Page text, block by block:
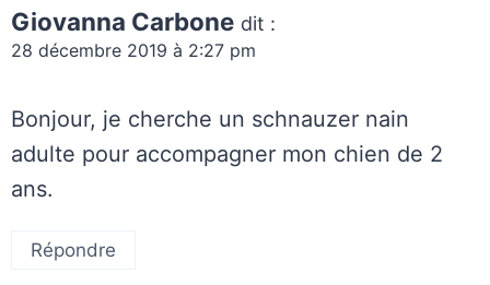
Giovanna Carbone dit :
28 décembre 2019 à 2:27 pm
Bonjour, je cherche un schnauzer nain
adulte pour accompagner mon chien de 2
ans.
Répondre